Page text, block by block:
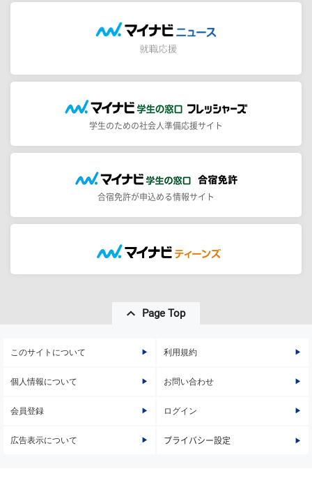
学生のための社会人準備応援サイト
合宿免許が申込める情報サイト
Page Top
このサイトについて 利用規約
個人情報について お問い合わせ
会員登録 ログイン
広告表示について プライバシー設定